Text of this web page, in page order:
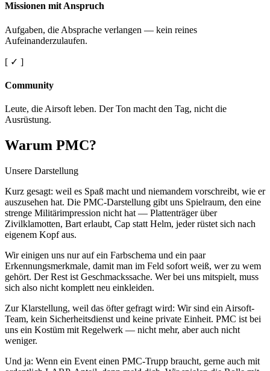
Missionen mit Anspruch
Aufgaben, die Absprache verlangen — kein reines
Aufeinanderzulaufen.
[ ✓ ]
Community
Leute, die Airsoft leben. Der Ton macht den Tag, nicht die
Ausrüstung.
Warum PMC?
Unsere Darstellung
Kurz gesagt: weil es Spaß macht und niemandem vorschreibt, wie er
auszusehen hat. Die PMC-Darstellung gibt uns Spielraum, den eine
strenge Militärimpression nicht hat — Plattenträger über
Zivilklamotten, Bart erlaubt, Cap statt Helm, jeder rüstet sich nach
eigenem Kopf aus.
Wir einigen uns nur auf ein Farbschema und ein paar
Erkennungsmerkmale, damit man im Feld sofort weiß, wer zu wem
gehört. Der Rest ist Geschmackssache. Wer bei uns mitspielt, muss
sich also nicht komplett neu einkleiden.
Zur Klarstellung, weil das öfter gefragt wird: Wir sind ein Airsoft-
Team, kein Sicherheitsdienst und keine private Einheit. PMC ist bei
uns ein Kostüm mit Regelwerk — nicht mehr, aber auch nicht
weniger.
Und ja: Wenn ein Event einen PMC-Trupp braucht, gerne auch mit